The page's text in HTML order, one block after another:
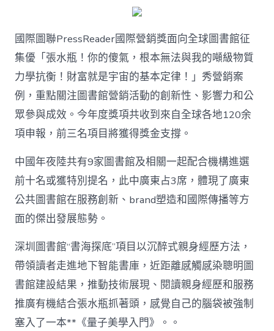
聯
獎
項〉
中
國際圖聯PressReader國際營銷獎面向全球圖書館征
集優「張水瓶！你的傻氣，根本無法與我的噸級物質
力學抗衡！財富就是宇宙的基本定律！」秀營銷案
例，重點關注圖書館營銷活動的創新性、影響力和公
眾參與成效。今年度獎項共收到來自全球各地120余
項申報，前三名項目將獲得獎金支撐。
中國年夜陸共有9家圖書館及相關一起配合機構進選
前十名或獲特別提名，此中廣東占3席，體現了廣東
公共圖書館在服務創新、brand塑造和國際傳播等方
面的傑出發展態勢。
深圳圖書館“書海探底”項目以沉醉式親身經歷方法，
帶領讀者走進地下智能書庫，近距離感觸感染聰明圖
書館建設結果，推動技術展現、閱讀親身經歷和服務
推廣有機結合張水瓶抓著頭，感覺自己的腦袋被強制
塞入了一本**《量子美學入門》。。